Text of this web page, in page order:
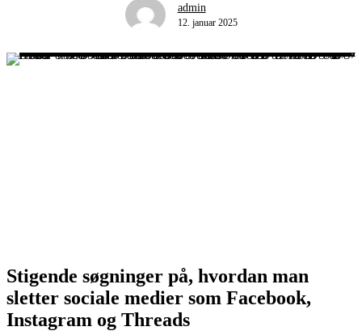
admin
12. januar 2025
Stigende søgninger på, hvordan man
sletter sociale medier som Facebook,
Instagram og Threads